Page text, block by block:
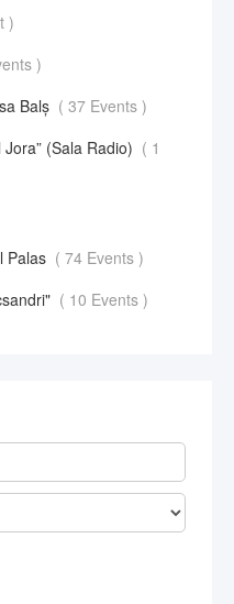
)
)
Balş ( 37 Events )
(Sala Radio) ( 1
Palas ( 74 Events )
( 10 Events )